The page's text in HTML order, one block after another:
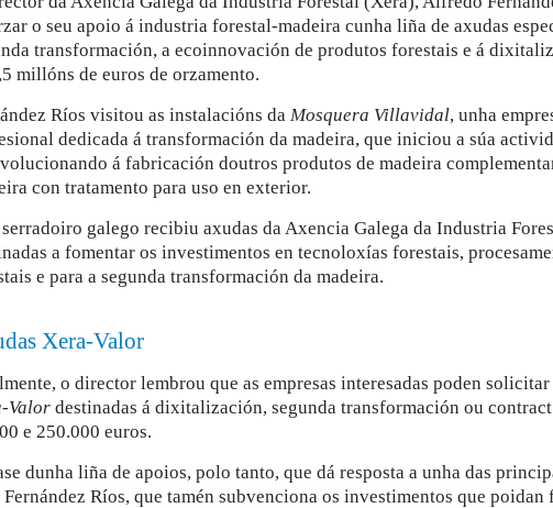
o seu apoio á industria forestal-madeira cunha liña de axudas
transformación, a ecoinnovación de produtos forestais e á
millóns de euros de orzamento.
Ríos visitou as instalacións da Mosquera Villavidal, unha
dedicada á transformación da madeira, que iniciou a súa
á fabricación doutros produtos de madeira
con tratamento para uso en exterior.
serradoiro galego recibiu axudas da Axencia Galega da Industria
a fomentar os investimentos en tecnoloxías forestais,
e para a segunda transformación da madeira.
Xera-Valor
o director lembrou que as empresas interesadas poden
Valor destinadas á dixitalización, segunda transformación ou
e 250.000 euros.
dunha liña de apoios, polo tanto, que dá resposta a unha das
Ríos, que tamén subvenciona os investimentos que poidan